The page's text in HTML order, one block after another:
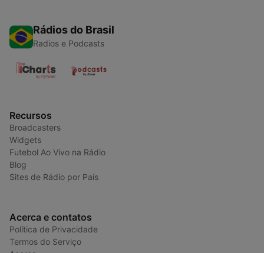
Rádios do Brasil
Radios e Podcasts
Recursos
Broadcasters
Widgets
Futebol Ao Vivo na Rádio
Blog
Sites de Rádio por País
Acerca e contatos
Política de Privacidade
Termos do Serviço